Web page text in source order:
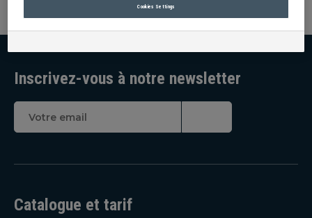
Inscrivez-vous à notre newsletter
Catalogue et tarif
Cookies Settings